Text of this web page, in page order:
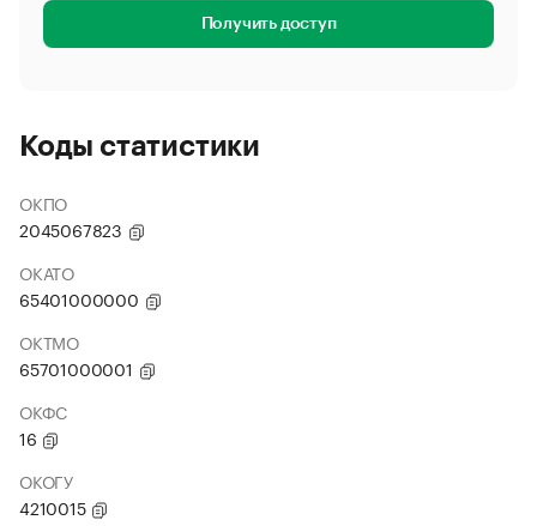
Получить доступ
Коды статистики
ОКПО
2045067823
ОКАТО
65401000000
ОКТМО
65701000001
ОКФС
16
ОКОГУ
4210015